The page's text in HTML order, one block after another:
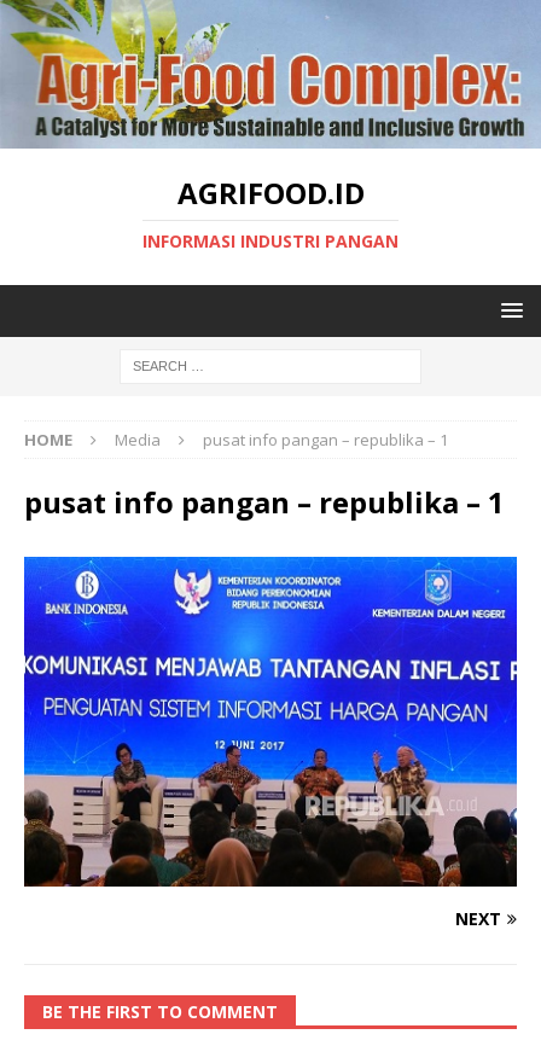
AGRIFOOD.ID
INFORMASI INDUSTRI PANGAN
HOME Media pusat info pangan – republika – 1
pusat info pangan – republika – 1
NEXT
BE THE FIRST TO COMMENT